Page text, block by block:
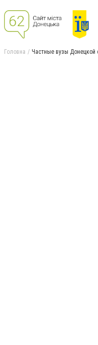
Головна Частные вузы Донецкой